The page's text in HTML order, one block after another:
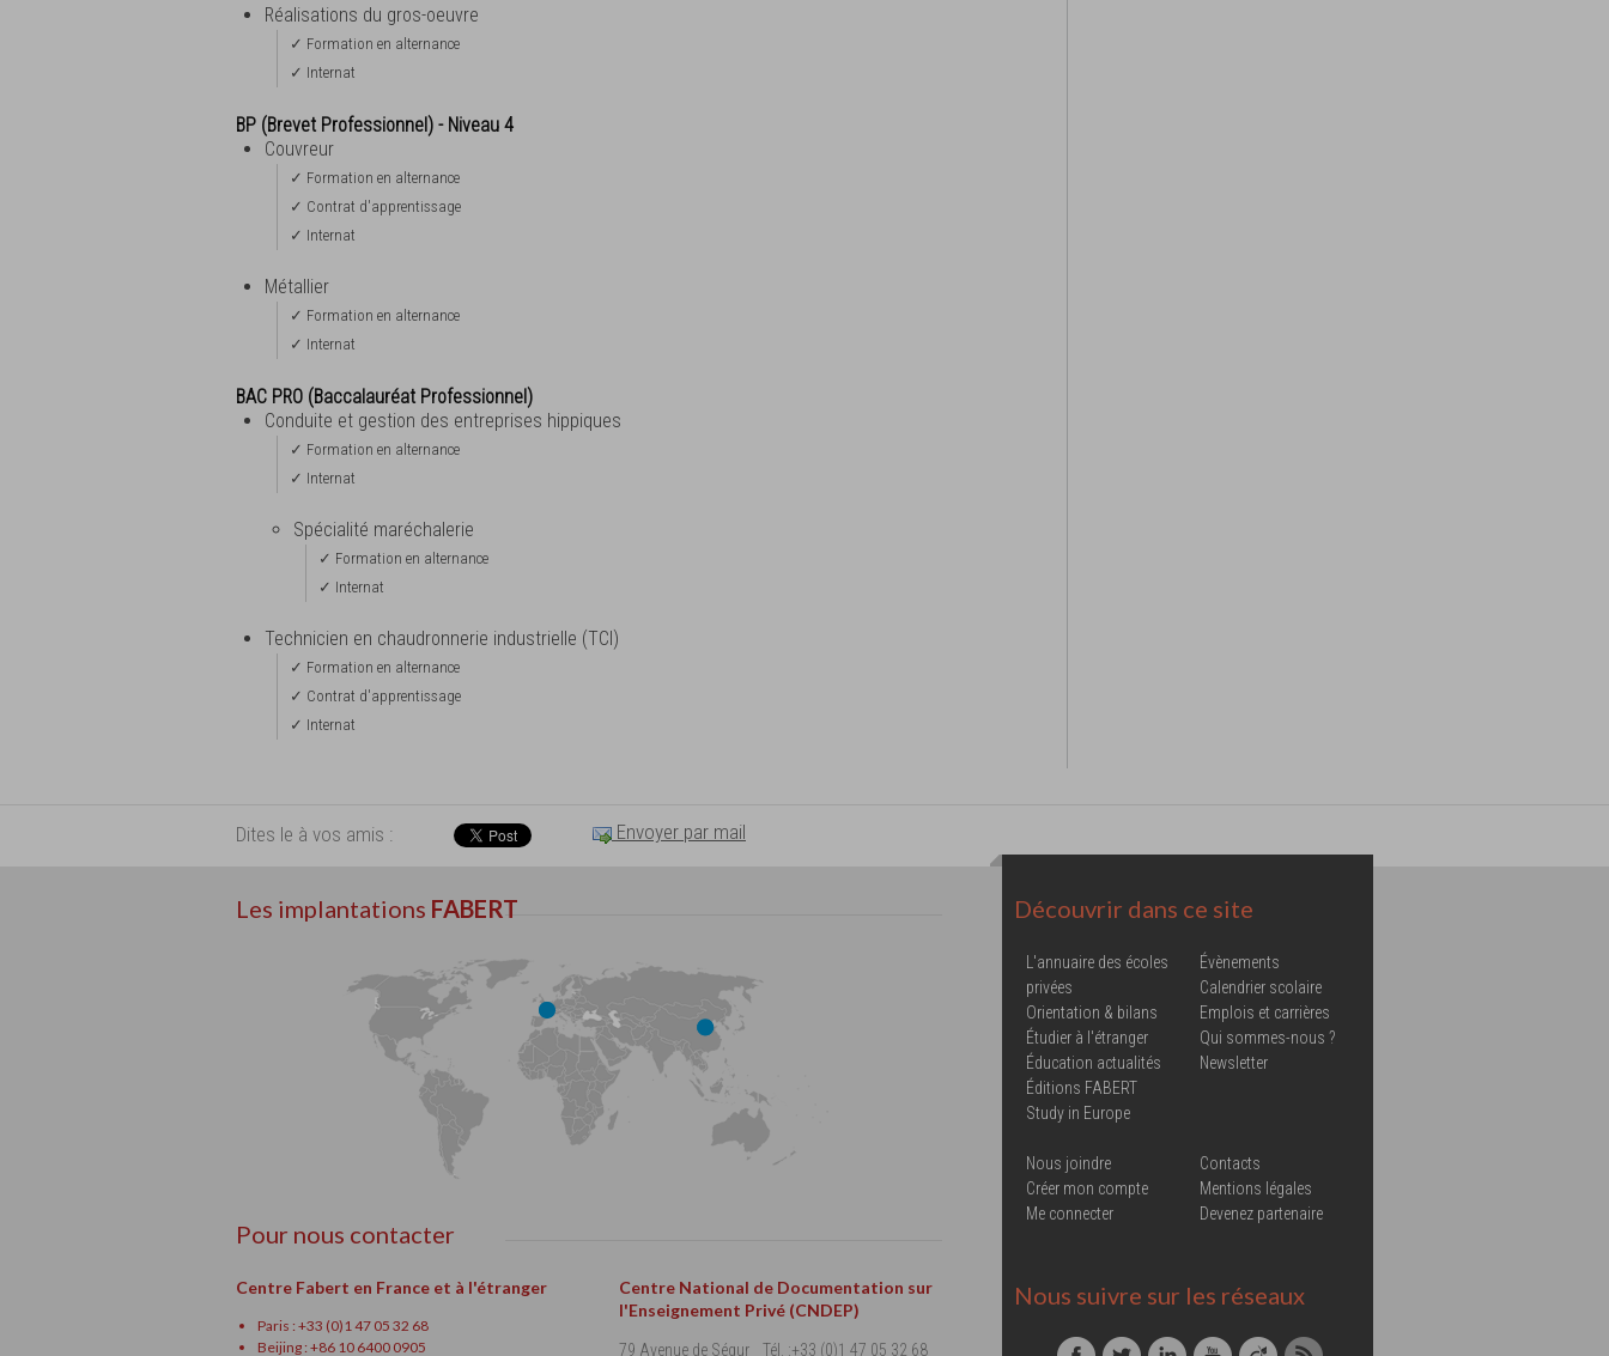
Réalisations du gros-oeuvre
✓ Formation en alternance
✓ Internat
BP (Brevet Professionnel) - Niveau 4
Couvreur
✓ Formation en alternance
✓ Contrat d'apprentissage
✓ Internat
Métallier
✓ Formation en alternance
✓ Internat
BAC PRO (Baccalauréat Professionnel)
Conduite et gestion des entreprises hippiques
✓ Formation en alternance
✓ Internat
Spécialité maréchalerie
✓ Formation en alternance
✓ Internat
Technicien en chaudronnerie industrielle (TCI)
✓ Formation en alternance
✓ Contrat d'apprentissage
✓ Internat
Dites le à vos amis : Envoyer par mail
Les implantations FABERT
Pour nous contacter
Centre Fabert en France et à l'étranger
Paris : +33 (0)1 47 05 32 68
Beijing : +86 10 6400 0905
Centre National de Documentation sur
l'Enseignement Privé (CNDEP)
79 Avenue de Ségur Tél. :+33 (0)1 47 05 32 68
Découvrir dans ce site
L'annuaire des écoles
privées
Orientation & bilans
Étudier à l'étranger
Éducation actualités
Éditions FABERT
Study in Europe
Évènements
Calendrier scolaire
Emplois et carrières
Qui sommes-nous ?
Newsletter
Nous joindre
Créer mon compte
Me connecter
Contacts
Mentions légales
Devenez partenaire
Nous suivre sur les réseaux